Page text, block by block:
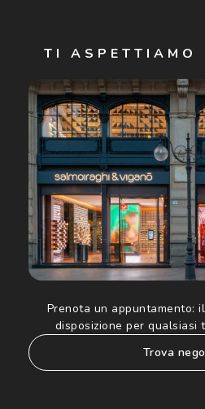
Cliccando su "Iscriviti", confermo
acconsento all'utilizzo dei miei
Luxottica Group S.p.A. per
ed altre comunicazioni di
Informativa sulla privacyper
TI ASPETTIAMO
Prenota un appuntamento:
disposizione per qualsiasi
trova